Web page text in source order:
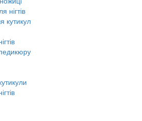
нігтів
кутикул